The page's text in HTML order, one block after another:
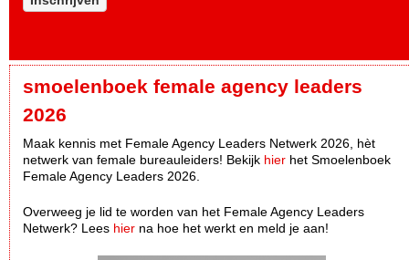
smoelenboek female agency leaders
2026
Maak kennis met Female Agency Leaders Netwerk 2026, hèt
netwerk van female bureauleiders! Bekijk hier het Smoelenboek
Female Agency Leaders 2026.
Overweeg je lid te worden van het Female Agency Leaders
Netwerk? Lees hier na hoe het werkt en meld je aan!